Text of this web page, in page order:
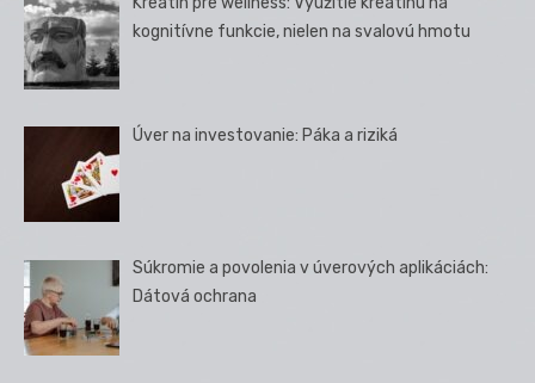
kognitívne funkcie, nielen na svalovú hmotu
Úver na investovanie: Páka a riziká
Súkromie a povolenia v úverových aplikáciách:
Dátová ochrana